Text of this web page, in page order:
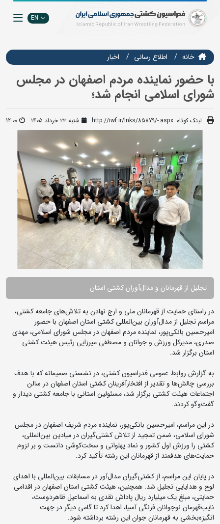
EN
خانه اطلاع رسانی اخبار
با حضور نماینده مردم اصفهان در مجلس
شورای اسلامی انجام شد؛
لینک کوتاه: http://iwf.ir/lnks/85879/-.aspx شنبه ۲۳ خرداد ۱۴۰۵ 12:00
تجلیل از قهرمانان و مدال‌آوران کشتی استان
در راستای حمایت از قهرمانان ملی و ارج نهادن به تلاش‌های جامعه کشتی،
مراسم تجلیل از مدال‌آوران بین‌المللی کشتی استان اصفهان با حضور
امیرحسین بانکی‌پور، نماینده مردم اصفهان در مجلس شورای اسلامی، مهدی
صدری، مدیرکل ورزش و جوانان و مصطفی میرزایی رئیس هیئت کشتی
استان برگزار شد.
به گزارش روابط عمومی فدراسیون کشتی، در نشستی صمیمانه که با هدف
بررسی چالش‌ها و تقدیر از افتخارآفرینان کشتی استان اصفهان در سالن
اجتماعات هیئت کشتی برگزار شد، مسئولین استانی با جامعه کشتی دیدار و
گفت‌وگو کردند.
در این مراسم، امیرحسین بانکی‌پور، نماینده مردم شریف اصفهان در مجلس
شورای اسلامی، ضمن تمجید از تلاش کشتی‌گیران در میادین بین‌المللی،
کشتی را ورزش اول کشور و نماد پهلوانی و سخت‌کوشی دانست و بر لزوم
حمایت‌های هدفمند از قهرمانان این رشته تأکید کرد.
در پایان این مراسم، از کشتی‌گیران مدال‌آور در مسابقات بین‌المللی با اهدای
لوح و هدایایی تجلیل شد. همچنین، هیئت کشتی استان اصفهان در اقدامی
حمایتی، مبلغ یک میلیارد ریال پاداش نقدی به اسماعیل ظاهردوست،
نایب‌قهرمان نوجوانان فرنگی آسیا، اهدا کرد تا گامی دیگر در جهت
انگیزه‌بخشی به قهرمانان جوان این رشته برداشته شود.